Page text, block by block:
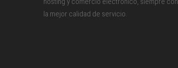
la mejor calidad de servicio.